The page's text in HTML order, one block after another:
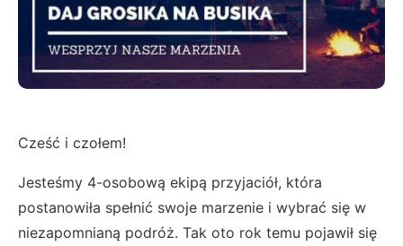
Cześć i czołem!
Jesteśmy 4-osobową ekipą przyjaciół, która
postanowiła spełnić swoje marzenie i wybrać się w
niezapomnianą podróż. Tak oto rok temu pojawił się